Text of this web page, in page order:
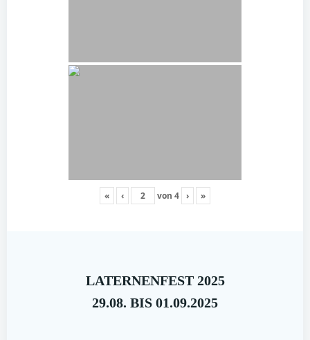
« ‹ von 4 › »
LATERNENFEST 2025
29.08. BIS 01.09.2025